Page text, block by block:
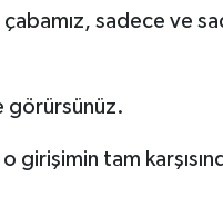
çabamız, sadece ve
görürsünüz.
girişimin tam